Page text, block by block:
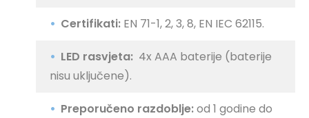
Certifikati: EN 71-1, 2, 3, 8, EN IEC 62115.
LED rasvjeta: 4x AAA baterije (baterije
nisu uključene).
Preporučeno razdoblje:od 1 godine do